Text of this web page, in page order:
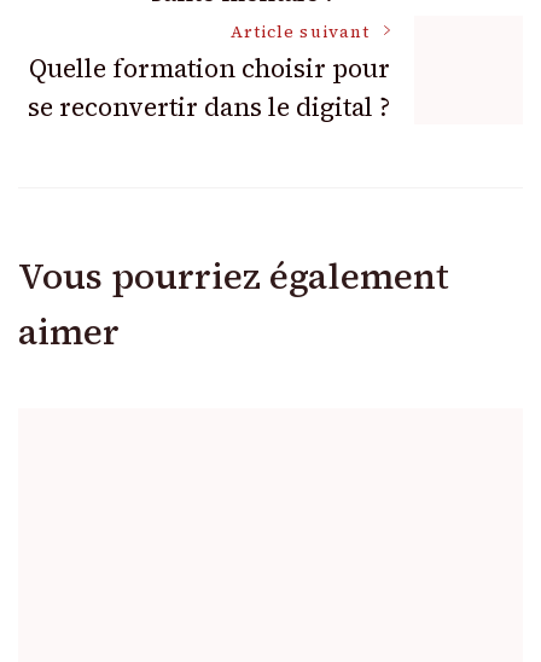
articles
Article suivant
Quelle formation choisir pour
se reconvertir dans le digital ?
Vous pourriez également
aimer